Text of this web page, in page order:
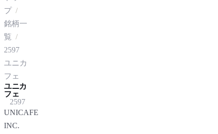
プ
銘柄一
覧
2597
ユニカ
フェ
ユニカ
フェ
2597
UNICAFE
INC.